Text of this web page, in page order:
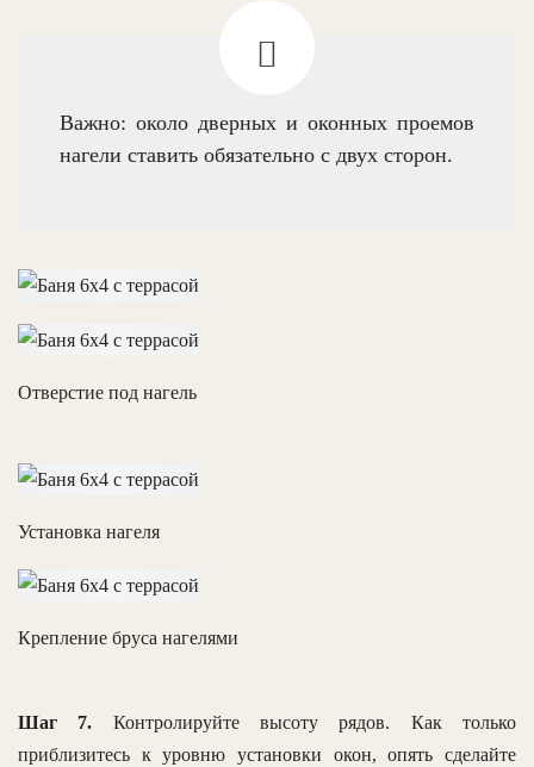
Важно: около дверных и оконных проемов
нагели ставить обязательно с двух сторон.
Отверстие под нагель
Установка нагеля
Крепление бруса нагелями
Шаг 7. Контролируйте высоту рядов. Как только
приблизитесь к уровню установки окон, опять сделайте